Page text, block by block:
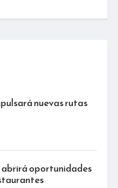
nuevas rutas
oportunidades